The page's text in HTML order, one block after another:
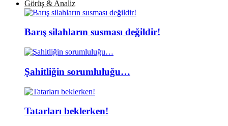
Görüş & Analiz
Barış silahların susması değildir!
Şahitliğin sorumluluğu…
Tatarları beklerken!